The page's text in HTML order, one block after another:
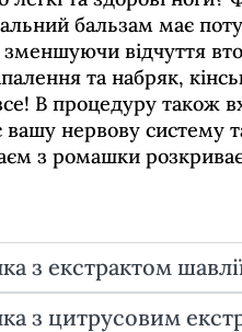
бальзам має
зменшуючи відчуття
та набряк,
В процедуру також
вашу нервову систему
з ромашки
з екстрактом
з цитрусовим